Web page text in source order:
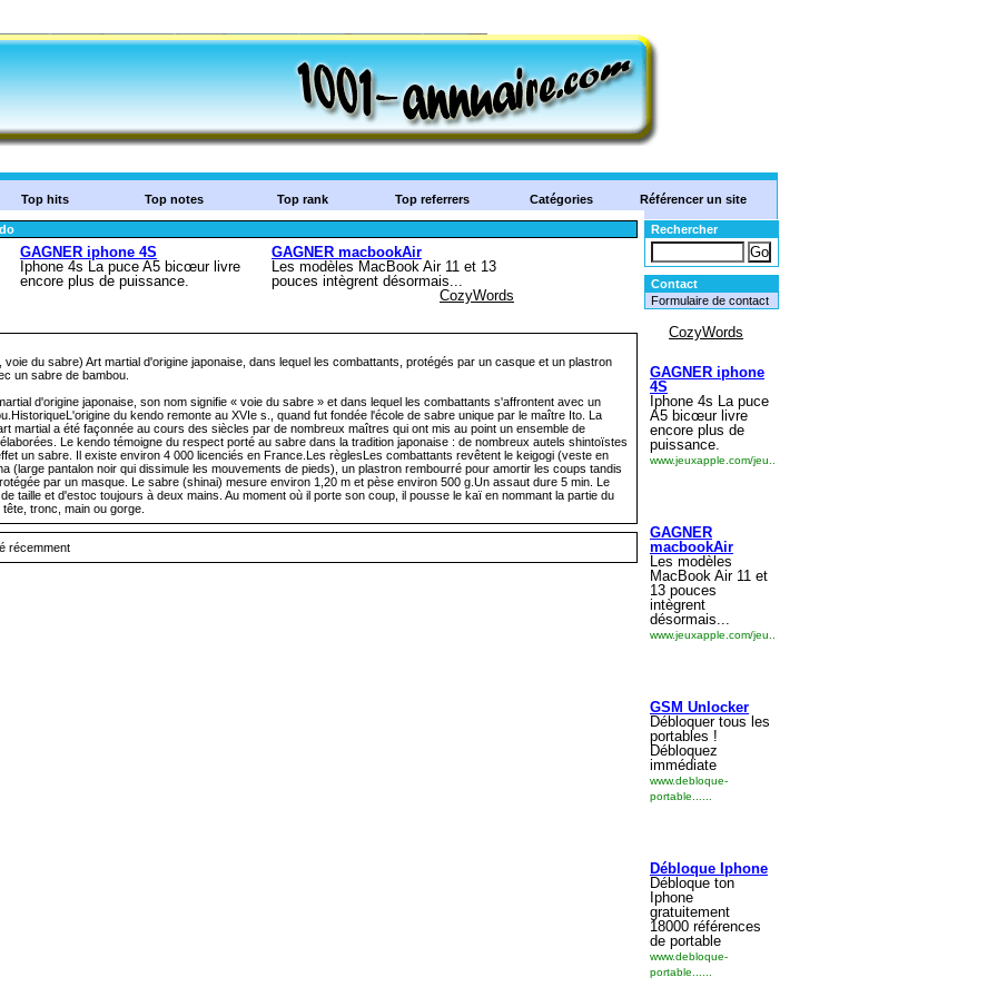
Top hits Top notes Top rank Top referrers Catégories Référencer un site
Rechercher
Contact
Formulaire de contact
voie du sabre) Art martial d'origine japonaise, dans lequel les combattants, protégés par un casque et un plastron
un sabre de bambou.
d'origine japonaise, son nom signifie « voie du sabre » et dans lequel les combattants s'affrontent avec un
du kendo remonte au XVIe s., quand fut fondée l'école de sabre unique par le maître Ito. La
martial a été façonnée au cours des siècles par de nombreux maîtres qui ont mis au point un ensemble de
Le kendo témoigne du respect porté au sabre dans la tradition japonaise : de nombreux autels shintoïstes
un sabre. Il existe environ 4 000 licenciés en France.Les règlesLes combattants revêtent le keigogi (veste en
(large pantalon noir qui dissimule les mouvements de pieds), un plastron rembourré pour amortir les coups tandis
par un masque. Le sabre (shinai) mesure environ 1,20 m et pèse environ 500 g.Un assaut dure 5 min. Le
taille et d'estoc toujours à deux mains. Au moment où il porte son coup, il pousse le kaï en nommant la partie du
tronc, main ou gorge.
récemment